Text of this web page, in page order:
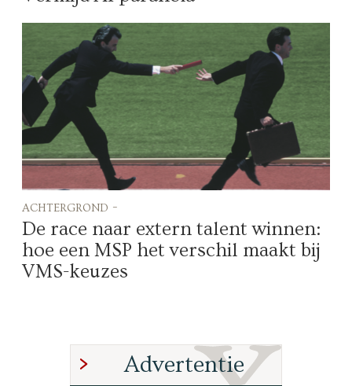
achtergrond -
De race naar extern talent winnen:
hoe een MSP het verschil maakt bij
VMS-keuzes
Advertentie